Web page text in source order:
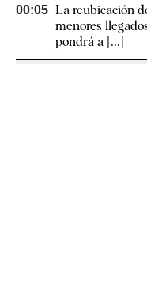
00:05 La reubicación
menores
pondrá a [...]